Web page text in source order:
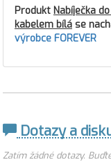
Produkt Nabíječka
kabelem bílá se
výrobce FOREVER
Dotazy a
Zatím žádné dotazy.